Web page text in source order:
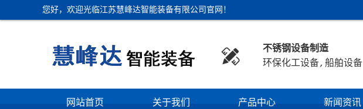
您好，欢迎光临江苏慧峰达智能装备有限公司官网！

不锈钢设备制造
环保化工设备,船舶设备
网站首页 关于我们 产品中心 新闻资讯